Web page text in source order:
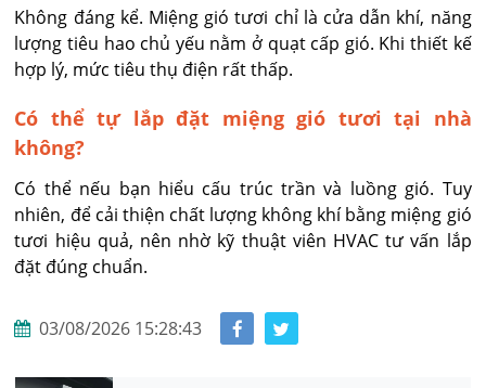
Không đáng kể. Miệng gió tươi chỉ là cửa dẫn khí, năng
lượng tiêu hao chủ yếu nằm ở quạt cấp gió. Khi thiết kế
hợp lý, mức tiêu thụ điện rất thấp.
Có thể tự lắp đặt miệng gió tươi tại nhà
không?
Có thể nếu bạn hiểu cấu trúc trần và luồng gió. Tuy
nhiên, để cải thiện chất lượng không khí bằng miệng gió
tươi hiệu quả, nên nhờ kỹ thuật viên HVAC tư vấn lắp
đặt đúng chuẩn.
03/08/2026 15:28:43